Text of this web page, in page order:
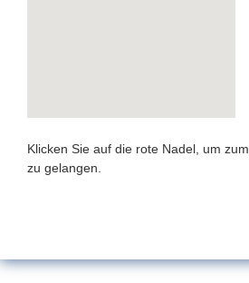
Klicken Sie auf die rote Nadel, um
zu gelangen.